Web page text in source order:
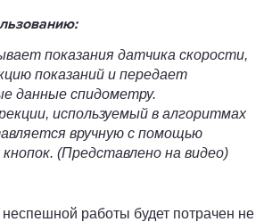
показания датчика скорости,
показаний и передает
данные спидометру.
используемый в алгоритмах
вручную с помощью
(Представлено на видео)
работы будет потрачен не